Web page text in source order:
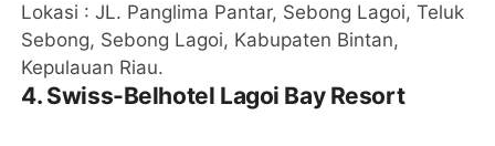
Lokasi : JL. Panglima Pantar, Sebong Lagoi, Teluk
Sebong, Sebong Lagoi, Kabupaten Bintan,
Kepulauan Riau.
4. Swiss-Belhotel Lagoi Bay Resort